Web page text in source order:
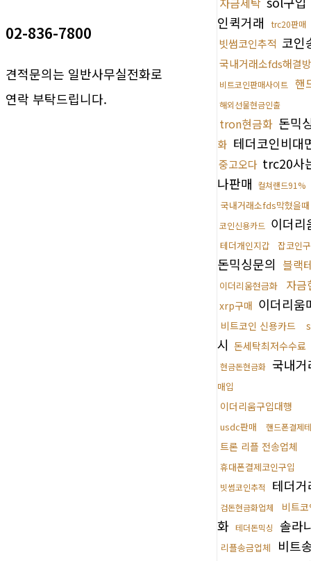
02-836-7800
견적문의는 일반사무실전화로
연락 부탁드립니다.
인퀵거래
trc20판매
빗썸코인추적 코인
국내거래소fds해결
비트코인판매사이트 핸
해외선물현금인출
tron현금화 돈믹
화 테더코인비대
중고오다 trc20사
나판매 컬쳐랜드91%
국내거래소fds막혔을때
코인신용카드 이더
테더개인지갑 잡코인
돈믹싱문의 블랙
이더리움현금화 자금
xrp구매 이더리
비트코인 신용카드
시 돈세탁최저수수료
현금돈현금화 국내
매입
이더리움구입대행
usdc판매 핸드폰결제
트론 리플 전송업체
휴대폰결제코인구입
빗썸코인추적 테더거
검돈현금화업체 비트
화 테더돈믹싱 솔라
리플송금업체 비트